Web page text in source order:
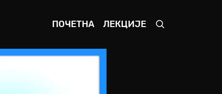
ПОЧЕТНА ЛЕКЦИЈЕ